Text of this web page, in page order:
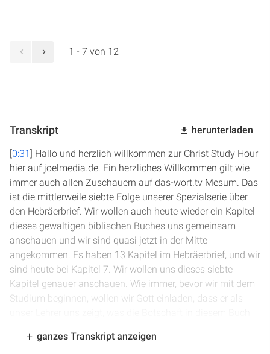
1 - 7 von 12
Transkript herunterladen
[0:31] Hallo und herzlich willkommen zur Christ Study Hour
hier auf joelmedia.de. Ein herzliches Willkommen gilt wie
immer auch allen Zuschauern auf das-wort.tv Mesum. Das
ist die mittlerweile siebte Folge unserer Spezialserie über
den Hebräerbrief. Wir wollen auch heute wieder ein Kapitel
dieses gewaltigen biblischen Buches uns gemeinsam
anschauen und wir sind quasi jetzt in der Mitte
angekommen. Es haben 13 Kapitel im Hebräerbrief, und wir
sind heute bei Kapitel 7. Wir wollen uns dieses siebte
Kapitel genauer anschauen. Wie immer, bevor wir mit dem
Studium beginnen, wollen wir Gott einladen, dass er als
wir leben, in unserem persönlichen Glaubensleben. Und wir
ganzes Transkript anzeigen